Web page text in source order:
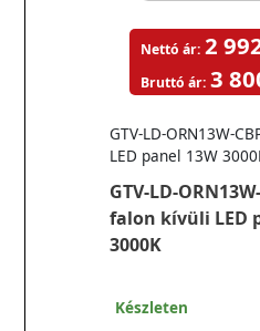
GTV-LD-
falon kívüli LED
3000K
GTV-LD-ORN13W-
LED panel 13W
Nettó ár: 2
Bruttó ár: 3
Készleten